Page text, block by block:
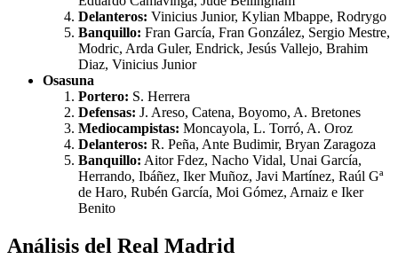
Delanteros: Vinicius Junior, Kylian Mbappe, Rodrygo
Banquillo: Fran García, Fran González, Sergio Mestre,
Modric, Arda Guler, Endrick, Jesús Vallejo, Brahim
Diaz, Vinicius Junior
Osasuna
Portero: S. Herrera
Defensas: J. Areso, Catena, Boyomo, A. Bretones
Mediocampistas: Moncayola, L. Torró, A. Oroz
Delanteros: R. Peña, Ante Budimir, Bryan Zaragoza
Banquillo: Aitor Fdez, Nacho Vidal, Unai García,
Herrando, Ibáñez, Iker Muñoz, Javi Martínez, Raúl Gª
de Haro, Rubén García, Moi Gómez, Arnaiz e Iker
Benito
Análisis del Real Madrid